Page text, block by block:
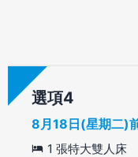
選項
8月18日(星期二)
1 張特大雙人床